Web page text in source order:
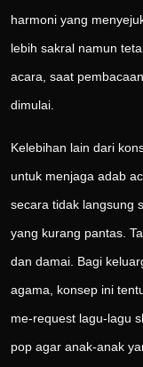
harmoni yang
lebih sakral namun
acara, saat
dimulai.
Kelebihan lain dari
untuk menjaga adab
secara tidak langsung
yang kurang pantas.
dan damai. Bagi
agama, konsep ini
me-request lagu-lagu
pop agar anak-anak